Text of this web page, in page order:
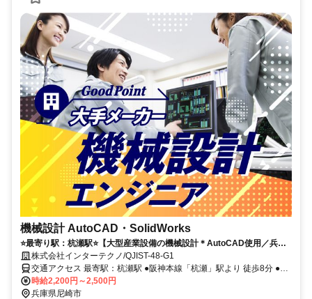
機械設計 AutoCAD・SolidWorks
⭐️最寄り駅：杭瀬駅⭐️【大型産業設備の機械設計＊AutoCAD使用／兵庫
県尼崎市】最高時給2500円！嬉しい土日祝休み♪ 年2回の賞与制度あり
株式会社インターテクノ/QJIST-48-G1
交通アクセス 最寄駅：杭瀬駅 ●阪神本線「杭瀬」駅より 徒歩8分 ●阪
神本線「千船」駅より 徒歩15分 ●JR東海道本線「尼崎」駅よりバス
「杭瀬団地」下車 徒歩8分 ＜自転車・バイク通勤OKです！＞
時給2,200円～2,500円
兵庫県尼崎市